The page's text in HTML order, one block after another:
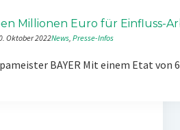
Millionen Euro für Einfluss-
Oktober 2022News, Presse-Infos
BAYER Mit einem Etat von